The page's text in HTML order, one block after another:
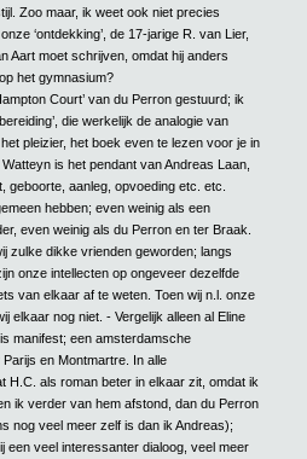
Zoo maar, ik weet ook niet precies
‘ontdekking’, de 17-jarige R. van Lier,
Aart moet schrijven, omdat hij anders
het gymnasium?
Court’ van du Perron gestuurd; ik
die werkelijk de analogie van
het pleizier, het boek even te lezen voor je in
is het pendant van Andreas Laan,
geboorte, aanleg, opvoeding etc. etc.
hebben; even weinig als een
even weinig als du Perron en ter Braak.
zulke dikke vrienden geworden; langs
onze intellecten op ongeveer dezelfde
van elkaar af te weten. Toen wij n.l. onze
elkaar nog niet. - Vergelijk alleen al Eline
manifest; een amsterdamsche
en Montmartre. In alle
H.C. als roman beter in elkaar zit, omdat ik
ik verder van hem afstond, dan du Perron
nog veel meer zelf is dan ik Andreas);
een veel interessanter dialoog, veel meer